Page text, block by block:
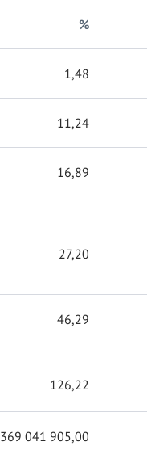
%
1,48
11,24
16,89
27,20
46,29
126,22
369 041 905,00